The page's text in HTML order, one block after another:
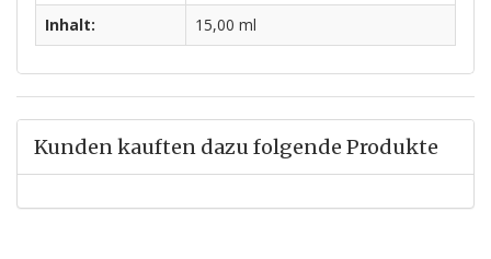
Inhalt: 15,00 ml
Kunden kauften dazu folgende Produkte